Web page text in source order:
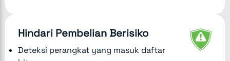
Hindari Pembelian Berisiko
Deteksi perangkat yang masuk daftar